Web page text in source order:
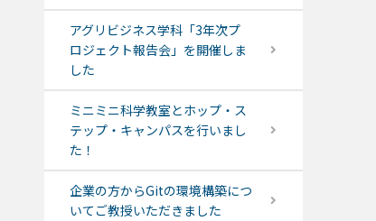
アグリビジネス学科「3年次プ
ロジェクト報告会」を開催しま
した
ミニミニ科学教室とホップ・ス
テップ・キャンパスを行いまし
た！
企業の方からGitの環境構築につ
いてご教授いただきました